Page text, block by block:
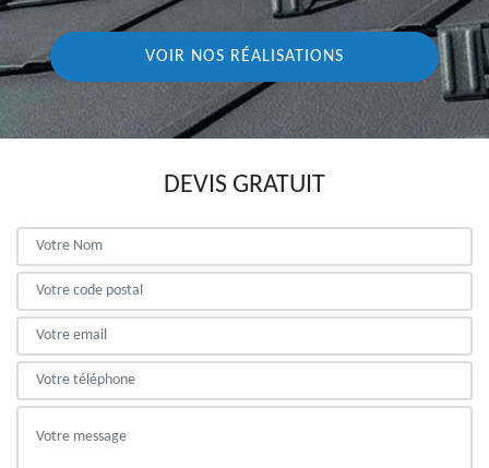
VOIR NOS RÉALISATIONS
DEVIS GRATUIT